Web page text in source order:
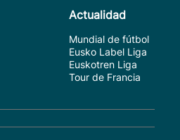
Actualidad
Mundial de fútbol
Eusko Label Liga
Euskotren Liga
Tour de Francia